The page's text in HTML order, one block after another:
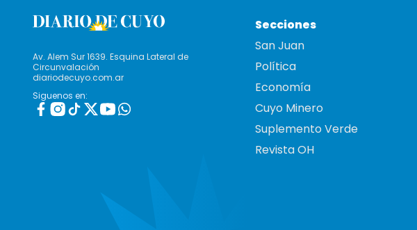
Av. Alem Sur 1639. Esquina Lateral de
Circunvalación
diariodecuyo.com.ar
Siguenos en:
Secciones
San Juan
Política
Economía
Cuyo Minero
Suplemento Verde
Revista OH